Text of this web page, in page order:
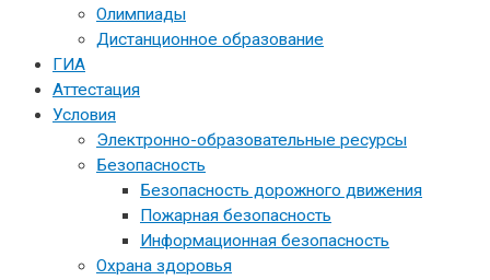
Олимпиады
Дистанционное образование
ГИА
Аттестация
Условия
Электронно-образовательные ресурсы
Безопасность
Безопасность дорожного движения
Пожарная безопасность
Информационная безопасность
Охрана здоровья